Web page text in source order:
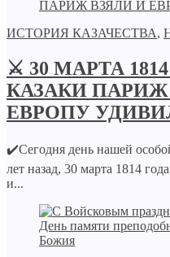
ИСТОРИЯ КАЗАЧЕСТВА,
⚔️ 30 МАРТА
КАЗАКИ
ЕВРОПУ
✔️Сегодня день нашей
лет назад, 30 марта 1814
и...